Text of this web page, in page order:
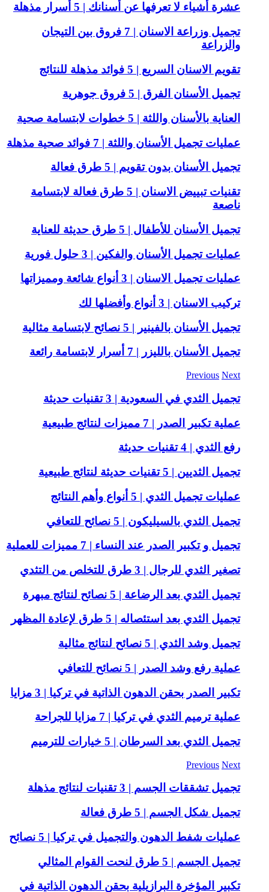
عشرة أشياء لا تعرفها عن أسنانك | 5 أسرار مذهلة
تجميل وزراعة الاسنان | 7 فروق بين التيجان
والزراعة
تقويم الاسنان السريع | 5 فوائد مذهلة للنتائج
تجميل الأسنان الفرق | 5 فروق جوهرية
العناية بالأسنان واللثة | 5 خطوات لابتسامة صحية
عمليات تجميل الأسنان واللثة | 7 فوائد صحية مذهلة
تجميل الأسنان بدون تقويم | 5 طرق فعالة
تقنيات تبييض الاسنان | 5 طرق فعالة لابتسامة
ناصعة
تجميل الأسنان للأطفال | 5 طرق حديثة للعناية
عمليات تجميل الأسنان والفكين | 3 حلول فورية
عمليات تجميل الاسنان | 3 أنواع شائعة ومميزاتها
تركيب الاسنان | 3 أنواع وأفضلها لك
تجميل الأسنان بالفينير | 5 نصائح لابتسامة مثالية
تجميل الأسنان بالليزر | 7 أسرار لابتسامة رائعة
Previous Next
تجميل الثدي في السعودية | 3 تقنيات حديثة
عملية تكبير الصدر | 7 مميزات لنتائج طبيعية
رفع الثدي | 4 تقنيات حديثة
تجميل الثديين | 5 تقنيات حديثة لنتائج طبيعية
عمليات تجميل الثدي | 5 أنواع وأهم النتائج
تجميل الثدي بالسيليكون | 5 نصائح للتعافي
تجميل و تكبير الصدر عند النساء | 7 مميزات للعملية
تصغير الثدي للرجال | 3 طرق للتخلص من التثدي
تجميل الثدي بعد الرضاعة | 5 نصائح لنتائج مبهرة
تجميل الثدي بعد استئصاله | 5 طرق لإعادة المظهر
تجميل وشد الثدي | 5 نصائح لنتائج مثالية
عملية رفع وشد الصدر | 5 نصائح للتعافي
تكبير الصدر بحقن الدهون الذاتية في تركيا | 3 مزايا
عملية ترميم الثدي في تركيا | 7 مزايا للجراحة
تجميل الثدي بعد السرطان | 5 خيارات للترميم
Previous Next
تجميل تشققات الجسم | 3 تقنيات لنتائج مذهلة
تجميل شكل الجسم | 5 طرق فعالة
عمليات شفط الدهون والتجميل في تركيا | 5 نصائح
تجميل الجسم | 5 طرق لنحت القوام المثالي
تكبير المؤخرة البرازيلية بحقن الدهون الذاتية في